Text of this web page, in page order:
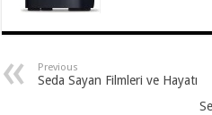
Previous
Seda Sayan Filmleri ve Hayatı